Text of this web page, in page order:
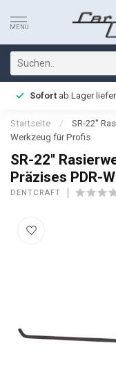
MENU
Sofort ab Lager
Startseite /
SR-22''
Werkzeug für Profis
SR-22''
Präzises PDR-
DENTCRAFT